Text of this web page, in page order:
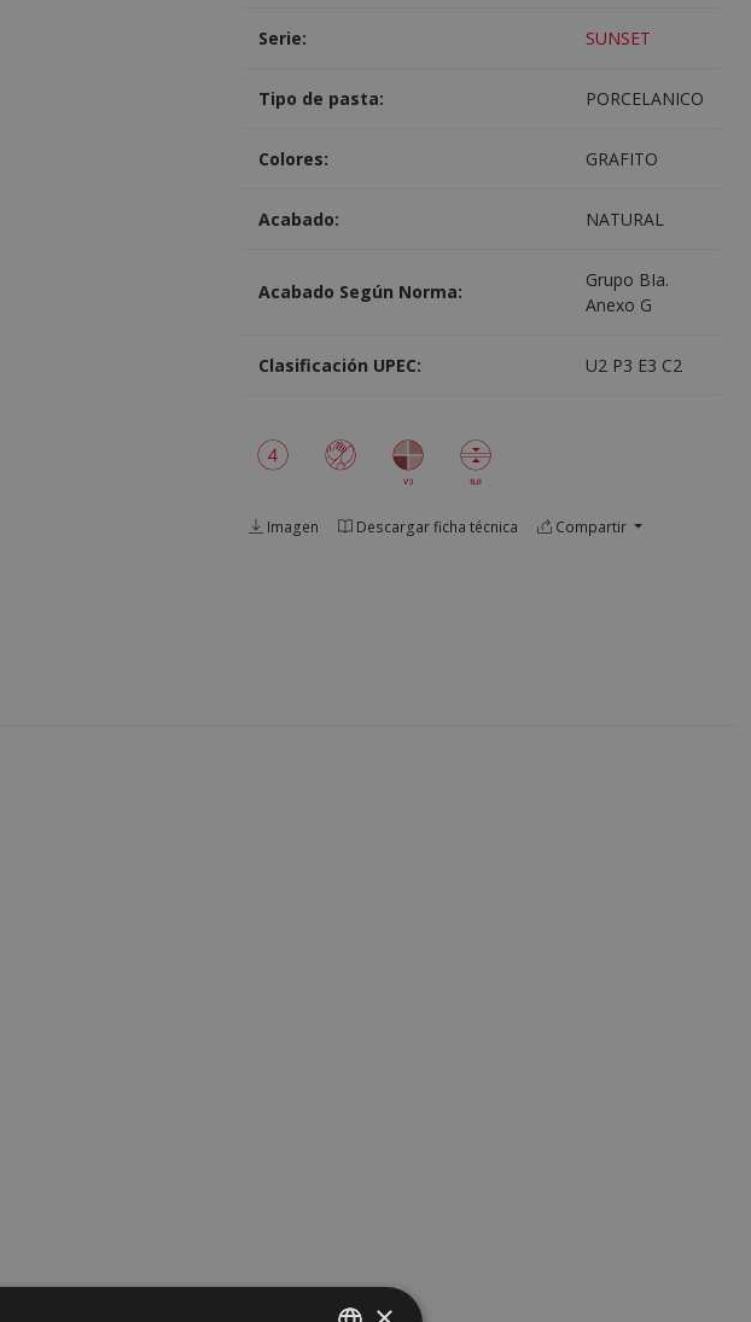
Serie: SUNSET
Tipo de pasta: PORCELANICO
Colores: GRAFITO
Acabado: NATURAL
Acabado Según Norma:
Grupo BIa.
Anexo G
Clasificación UPEC: U2 P3 E3 C2
Imagen Descargar ficha técnica Compartir